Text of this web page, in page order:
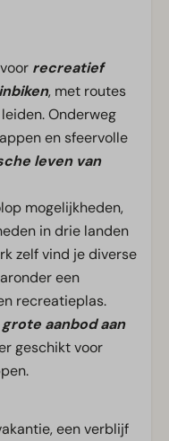
recreatief
, met routes
Onderweg
en sfeervolle
leven van
mogelijkheden,
in drie landen
zelf vind je diverse
een
recreatieplas.
aanbod aan
geschikt voor
een verblijf